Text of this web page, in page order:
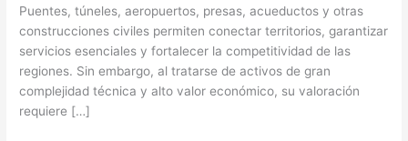
Puentes, túneles, aeropuertos, presas, acueductos y otras
construcciones civiles permiten conectar territorios, garantizar
servicios esenciales y fortalecer la competitividad de las
regiones. Sin embargo, al tratarse de activos de gran
complejidad técnica y alto valor económico, su valoración
requiere […]